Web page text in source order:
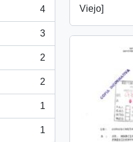
4
3
2
2
1
1
Viejo]